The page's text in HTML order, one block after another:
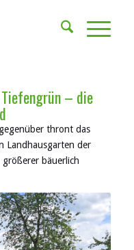
Tiefengrün – die
thront das
Landhausgarten der
bäuerlich